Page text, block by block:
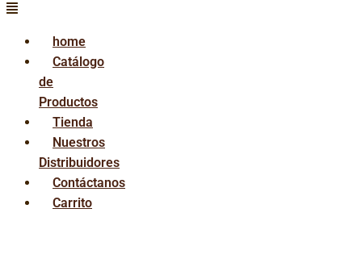
home
Catálogo
de
Productos
Tienda
Nuestros
Distribuidores
Contáctanos
Carrito